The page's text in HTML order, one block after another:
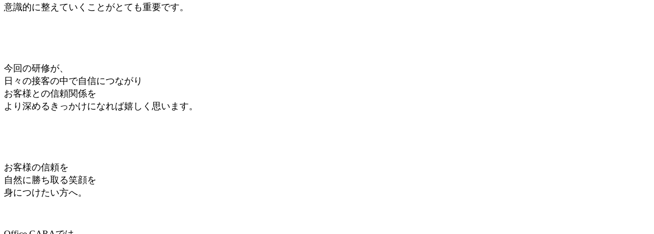
意識的に整えていくことがとても重要です。
今回の研修が、
日々の接客の中で自信につながり
お客様との信頼関係を
より深めるきっかけになれば嬉しく思います。
お客様の信頼を
自然に勝ち取る笑顔を
身につけたい方へ。